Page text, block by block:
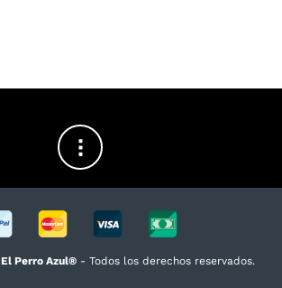
El Perro Azul®- Todos los derechos reservados.